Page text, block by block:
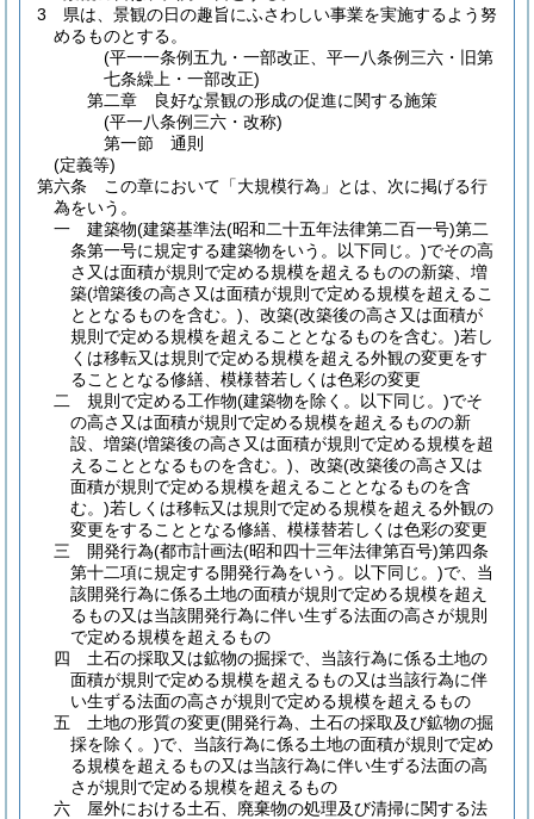
3
県は、景観の日の趣旨にふさわしい事業を実施するよう努
めるものとする。
(平一一条例五九・一部改正、平一八条例三六・旧第
七条繰上・一部改正)
第二章
良好な景観の形成の促進に関する施策
(平一八条例三六・改称)
第一節
通則
(定義等)
第六条
この章において「大規模行為」とは、次に掲げる行
為をいう。
一
建築物(建築基準法(昭和二十五年法律第二百一号)第二
条第一号に規定する建築物をいう。以下同じ。)でその高
さ又は面積が規則で定める規模を超えるものの新築、増
築(増築後の高さ又は面積が規則で定める規模を超えるこ
ととなるものを含む。) 、改築(改築後の高さ又は面積が
規則で定める規模を超えることとなるものを含む。)若し
くは移転又は規則で定める規模を超える外観の変更をす
ることとなる修繕、模様替若しくは色彩の変更
二
規則で定める工作物(建築物を除く。以下同じ。)でそ
の高さ又は面積が規則で定める規模を超えるものの新
設、増築(増築後の高さ又は面積が規則で定める規模を超
えることとなるものを含む。) 、改築(改築後の高さ又は
面積が規則で定める規模を超えることとなるものを含
む。)若しくは移転又は規則で定める規模を超える外観の
変更をすることとなる修繕、模様替若しくは色彩の変更
三
開発行為(都市計画法(昭和四十三年法律第百号)第四条
第十二項に規定する開発行為をいう。以下同じ。)で、当
該開発行為に係る土地の面積が規則で定める規模を超え
るもの又は当該開発行為に伴い生ずる法面の高さが規則
で定める規模を超えるもの
四
土石の採取又は鉱物の掘採で、当該行為に係る土地の
面積が規則で定める規模を超えるもの又は当該行為に伴
い生ずる法面の高さが規則で定める規模を超えるもの
五
土地の形質の変更(開発行為、土石の採取及び鉱物の掘
採を除く。)で、当該行為に係る土地の面積が規則で定め
る規模を超えるもの又は当該行為に伴い生ずる法面の高
さが規則で定める規模を超えるもの
六
屋外における土石、廃棄物の処理及び清掃に関する法